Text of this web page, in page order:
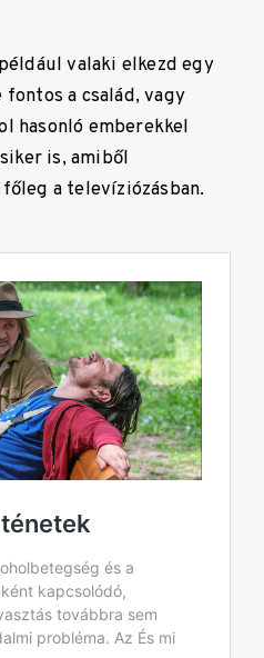
valaki elkezd egy
a család, vagy
hasonló emberekkel
is, amiből
a televíziózásban.